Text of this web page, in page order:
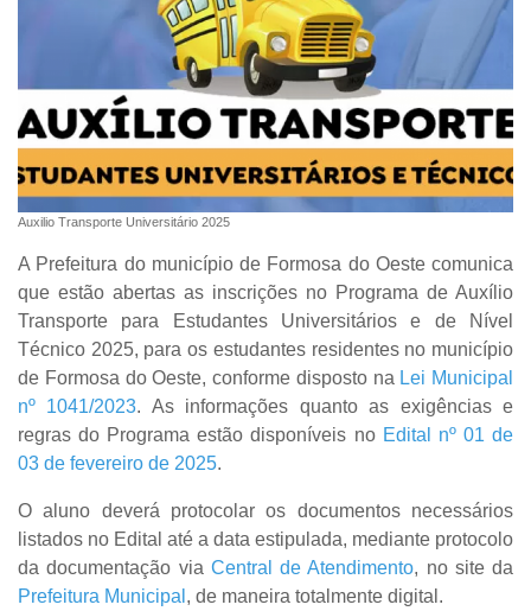
Auxilio Transporte Universitário 2025
A Prefeitura do município de Formosa do Oeste comunica
que estão abertas as inscrições no Programa de Auxílio
Transporte para Estudantes Universitários e de Nível
Técnico 2025, para os estudantes residentes no município
de Formosa do Oeste, conforme disposto na Lei Municipal
nº 1041/2023. As informações quanto as exigências e
regras do Programa estão disponíveis no Edital nº 01 de
03 de fevereiro de 2025.
O aluno deverá protocolar os documentos necessários
listados no Edital até a data estipulada, mediante protocolo
da documentação via Central de Atendimento, no site da
Prefeitura Municipal , de maneira totalmente digital.